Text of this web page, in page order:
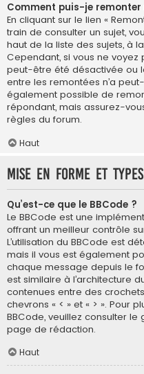
Comment puis-je remonter
En cliquant sur le lien «
train de consulter un sujet,
haut de la liste des sujets, à
Cependant, si vous ne
peut-être été désactivée ou
entre les remontées n’a
également possible de
répondant, mais assurez-
règles du forum.
Haut
Mise en forme et
Qu’est-ce que le BBCode ?
Le BBCode est une
offrant un meilleur contrôle
L’utilisation du BBCode est
mais il vous est également
chaque message depuis le
est similaire à l’architecture
contenues entre des
chevrons « < » et « > ». Pour
BBCode, veuillez consulter
page de rédaction.
Haut